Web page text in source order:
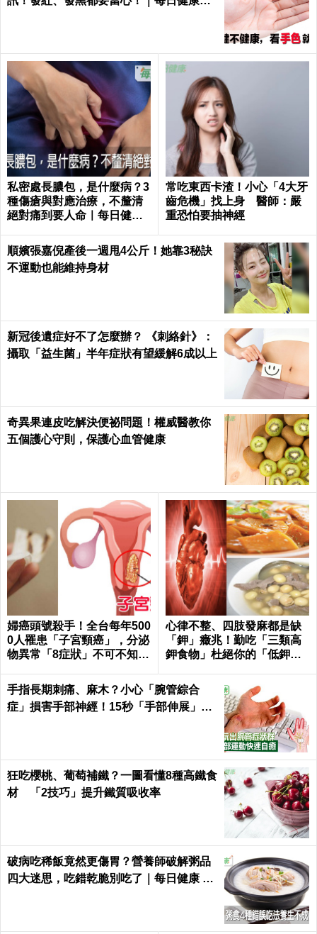
私密處長膿包，是什麼病？3
種傷瘡與對應治療，不釐清
絕對痛到要人命｜每日健康
常吃東西卡渣！小心「4大牙
齒危機」找上身 醫師：嚴
重恐怕要抽神經
順嬪張嘉倪產後一週甩4公斤！她靠3秘訣
不運動也能維持身材
新冠後遺症好不了怎麼辦？ 《刺絡針》：
攝取「益生菌」半年症狀有望緩解6成以上
奇異果連皮吃解決便祕問題！權威醫教你
五個護心守則，保護心血管健康
婦癌頭號殺手！全台每年500
0人罹患「子宮頸癌」，分泌
物異常「8症狀」不可不知｜
心律不整、四肢發麻都是缺
「鉀」癥兆！勤吃「三類高
鉀食物」杜絕你的「低鉀」
手指長期刺痛、麻木？小心「腕管綜合
症」損害手部神經！15秒「手部伸展」這
狂吃櫻桃、葡萄補鐵？一圖看懂8種高鐵食
材 「2技巧」提升鐵質吸收率
破病吃稀飯竟然更傷胃？營養師破解粥品
四大迷思，吃錯乾脆別吃了｜每日健康 He